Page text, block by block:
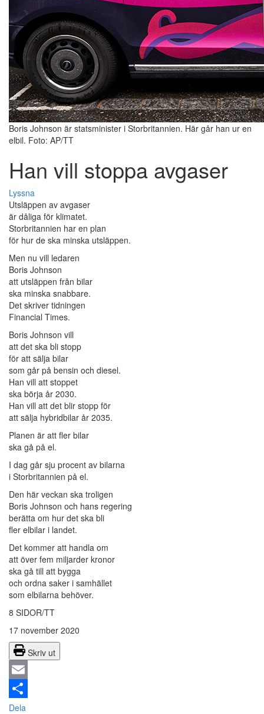
Boris Johnson är statsminister i Storbritannien. Här går han ur en
elbil. Foto: AP/TT
Han vill stoppa avgaser
Lyssna
Utsläppen av avgaser
är dåliga för klimatet.
Storbritannien har en plan
för hur de ska minska utsläppen.
Men nu vill ledaren
Boris Johnson
att utsläppen från bilar
ska minska snabbare.
Det skriver tidningen
Financial Times.
Boris Johnson vill
att det ska bli stopp
för att sälja bilar
som går på bensin och diesel.
Han vill att stoppet
ska börja år 2030.
Han vill att det blir stopp för
att sälja hybridbilar år 2035.
Planen är att fler bilar
ska gå på el.
I dag går sju procent av bilarna
i Storbritannien på el.
Den här veckan ska troligen
Boris Johnson och hans regering
berätta om hur det ska bli
fler elbilar i landet.
Det kommer att handla om
att över fem miljarder kronor
ska gå till att bygga
och ordna saker i samhället
som elbilarna behöver.
8 SIDOR/TT
17 november 2020
Skriv ut
Email
Dela